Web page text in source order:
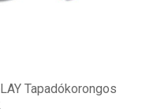
Tapadókorongos